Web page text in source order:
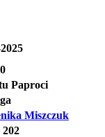
Paproci
Miszczuk
202